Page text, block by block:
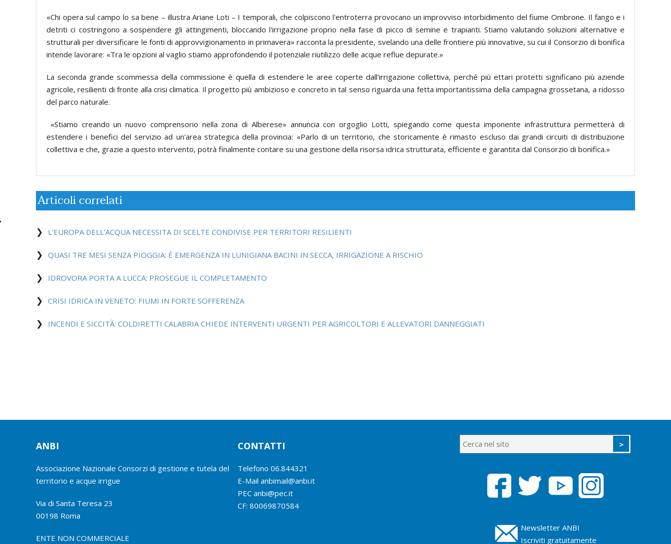
«Chi opera sul campo lo sa bene – illustra Ariane Loti – I temporali, che colpiscono l'entroterra provocano un improvviso intorbidimento del fiume Ombrone. Il fango e i
detriti ci costringono a sospendere gli attingimenti, bloccando l'irrigazione proprio nella fase di picco di semine e trapianti. Stiamo valutando soluzioni alternative e
strutturali per diversificare le fonti di approvvigionamento in primavera» racconta la presidente, svelando una delle frontiere più innovative, su cui il Consorzio di bonifica
intende lavorare: «Tra le opzioni al vaglio stiamo approfondendo il potenziale riutilizzo delle acque reflue depurate.»
La seconda grande scommessa della commissione è quella di estendere le aree coperte dall'irrigazione collettiva, perché più ettari protetti significano più aziende
agricole, resilienti di fronte alla crisi climatica. Il progetto più ambizioso e concreto in tal senso riguarda una fetta importantissima della campagna grossetana, a ridosso
del parco naturale.
«Stiamo creando un nuovo comprensorio nella zona di Alberese» annuncia con orgoglio Lotti, spiegando come questa imponente infrastruttura permetterà di
estendere i benefici del servizio ad un'area strategica della provincia: «Parlo di un territorio, che storicamente è rimasto escluso dai grandi circuiti di distribuzione
collettiva e che, grazie a questo intervento, potrà finalmente contare su una gestione della risorsa idrica strutturata, efficiente e garantita dal Consorzio di bonifica.»
Articoli correlati
L'EUROPA DELL'ACQUA NECESSITA DI SCELTE CONDIVISE PER TERRITORI RESILIENTI
QUASI TRE MESI SENZA PIOGGIA: È EMERGENZA IN LUNIGIANA BACINI IN SECCA, IRRIGAZIONE A RISCHIO
IDROVORA PORTA A LUCCA: PROSEGUE IL COMPLETAMENTO
CRISI IDRICA IN VENETO: FIUMI IN FORTE SOFFERENZA
INCENDI E SICCITÀ: COLDIRETTI CALABRIA CHIEDE INTERVENTI URGENTI PER AGRICOLTORI E ALLEVATORI DANNEGGIATI
ANBI
Associazione Nazionale Consorzi di gestione e tutela del
territorio e acque irrigue
Via di Santa Teresa 23
00198 Roma
ENTE NON COMMERCIALE
CONTATTI
Telefono 06.844321
E-Mail anbimail@anbi.it
PEC anbi@pec.it
CF: 80069870584
Newsletter ANBI
Iscriviti gratuitamente